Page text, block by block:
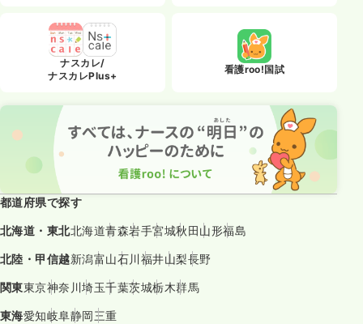
ナスカレ/
ナスカレPlus+
看護roo!国試
都道府県で探す
北海道・東北北海道青森岩手宮城秋田山形福島
北陸・甲信越新潟富山石川福井山梨長野
関東東京神奈川埼玉千葉茨城栃木群馬
東海愛知岐阜静岡三重